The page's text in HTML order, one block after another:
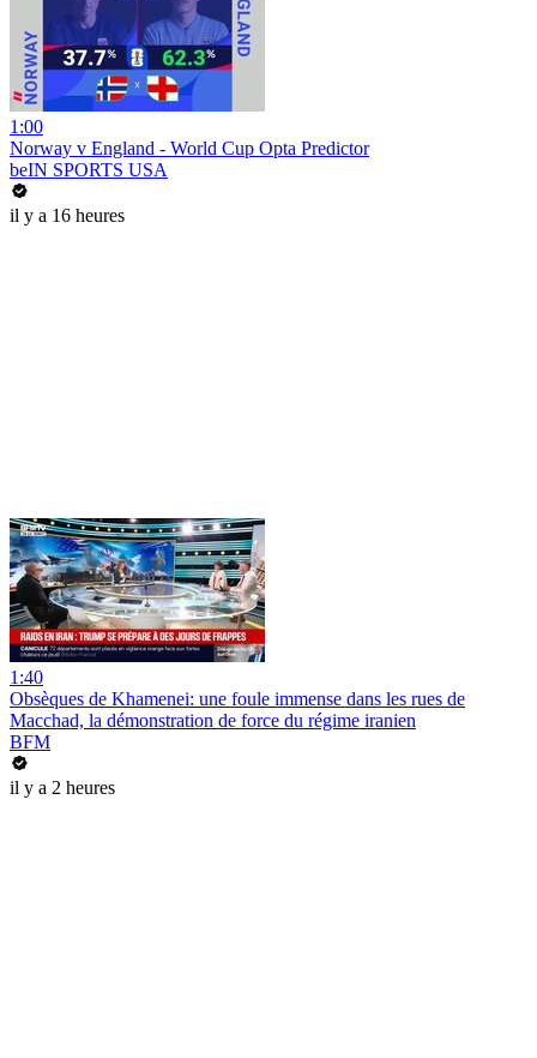
1:00
Norway v England - World Cup Opta Predictor
beIN SPORTS USA
il y a 16 heures
1:40
Obsèques de Khamenei: une foule immense dans les rues de
Macchad, la démonstration de force du régime iranien
BFM
il y a 2 heures